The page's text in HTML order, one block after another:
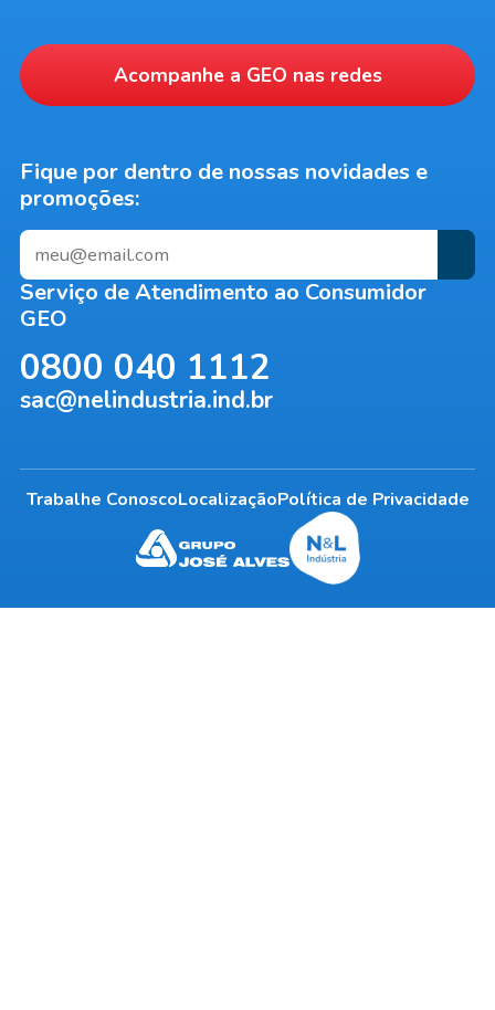
Acompanhe a GEO nas redes
Fique por dentro de nossas novidades e
promoções:
Serviço de Atendimento ao Consumidor
GEO
0800 040 1112
sac@nelindustria.ind.br
Trabalhe ConoscoLocalizaçãoPolítica de Privacidade